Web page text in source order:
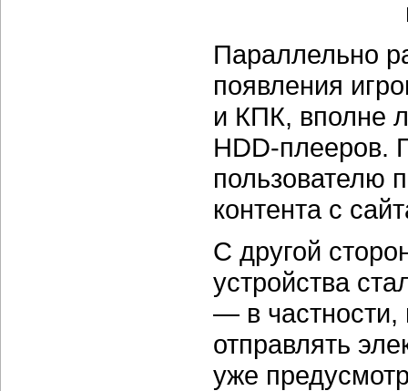
Параллельно
появления
и КПК, вполне
HDD-плееров.
пользователю
контента с
С другой
устройства
— в частности,
отправлять
уже